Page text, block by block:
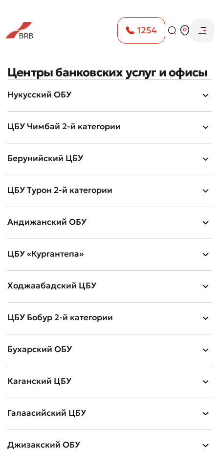
1254
Центры банковских услуг и офисы
Нукусский ОБУ
ЦБУ Чимбай 2-й категории
Берунийский ЦБУ
ЦБУ Турон 2-й категории
Андижанский ОБУ
ЦБУ «Кургантепа»
Ходжаабадский ЦБУ
ЦБУ Бобур 2-й категории
Бухарский ОБУ
Каганский ЦБУ
Галаасийский ЦБУ
Джизакский ОБУ